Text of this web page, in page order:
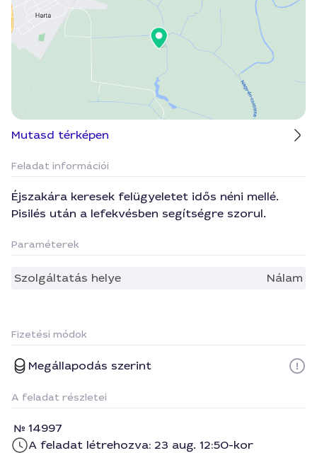
Mutasd térképen
Feladat információi
Éjszakára keresek felügyeletet idős néni mellé.
Pisilés után a lefekvésben segítségre szorul.
Paraméterek
Szolgáltatás helye Nálam
Fizetési módok
Megállapodás szerint
A feladat részletei
14997
A feladat létrehozva: 23 aug. 12:50-kor